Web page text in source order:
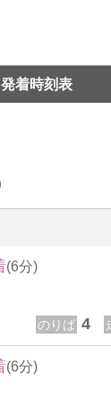
発着時刻表
6じ 13ふん
(6分)
のりば 4
6じ 50ふん
(6分)